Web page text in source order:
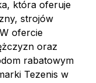
która oferuje
strojów
ofercie
oraz
rabatowym
Tezenis w